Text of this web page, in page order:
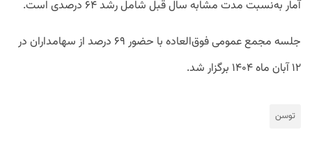
آمار به‌نسبت مدت مشابه سال قبل شامل رشد ۶۴ درصدی است.
جلسه مجمع عمومی فوق‌العاده با حضور ۶۹ درصد از سهامداران در
۱۲ آبان ماه ۱۴۰۴ برگزار شد.
توسن